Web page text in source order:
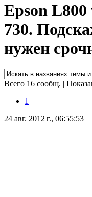
Epson
730.
нужен
Всего 16 сообщ. |
1
24 авг. 2012 г., 06:55:53